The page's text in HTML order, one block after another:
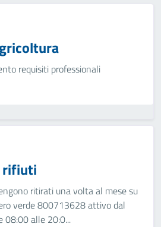
requisiti professionali
rifiuti
ritirati una volta al mese su
verde 800713628 attivo dal
08:00 alle 20:0...